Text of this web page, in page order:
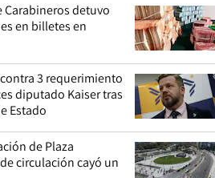
Carabineros detuvo
en billetes en
3 requerimiento
diputado Kaiser tras
Estado
de Plaza
circulación cayó un